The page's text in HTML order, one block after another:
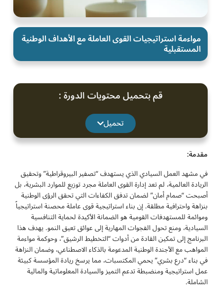
مواءمة استراتيجيات القوى العاملة مع الأهداف الوطنية
المستقبلية
قم بتحميل محتويات الدورة :
تحميل
مقدمة:
في مشهد العمل السيادي الذي يستهدف “تصفير البيروقراطية” وتحقيق
الريادة العالمية، لم تعد إدارة القوى العاملة مجرد توزيع للموارد البشرية، بل
أصبحت “صمام أمان” لضمان تدفق الكفاءات التي تحقق الرؤى الوطنية
بنزاهة واحترافية مطلقة. إن بناء استراتيجية قوى عاملة محصنة استراتيجياً
وموائمة للمستهدفات القومية هو الضمانة الأكيدة لحماية التنافسية
السيادية، ومنع تحول الفجوات المهارية إلى عوائق تعيق النمو. يهدف هذا
البرنامج إلى تمكين القادة من أدوات “التخطيط الرشيق”، وحوكمة مواءمة
المواهب مع الأجندة الوطنية المدعومة بالذكاء الاصطناعي، وضمان النزاهة
في بناء “درع بشري” يحمي المكتسبات، مما يرسخ ريادة المؤسسة كبيئة
عمل استراتيجية ومنضبطة تدعم التميز والسيادة المعلوماتية والمالية
الشاملة.